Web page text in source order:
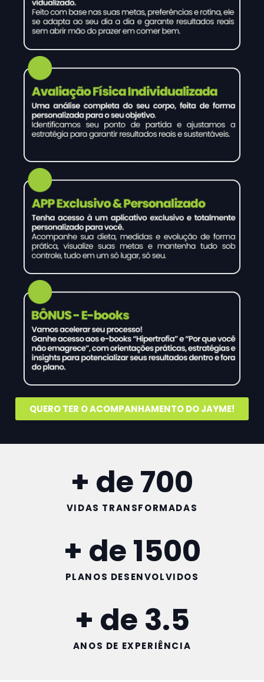
QUERO TER O ACOMPANHAMENTO DO JAYME!
VIDAS TRANSFORMADAS
+ de 700
PLANOS DESENVOLVIDOS
+ de 1500
ANOS DE EXPERIÊNCIA
+ de 3.5